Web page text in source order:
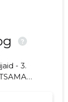
?
- 3.